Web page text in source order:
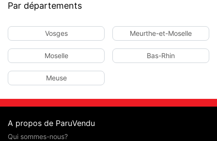
Par départements
Vosges Meurthe-et-Moselle
Moselle Bas-Rhin
Meuse
A propos de ParuVendu
Qui sommes-nous?